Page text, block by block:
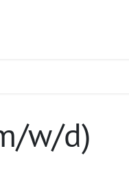
w/d)